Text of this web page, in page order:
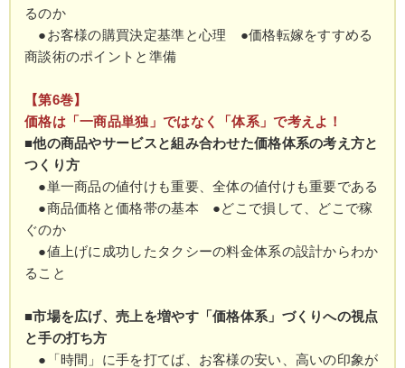
るのか
●お客様の購買決定基準と心理 ●価格転嫁をすすめる
商談術のポイントと準備
【第6巻】
価格は「一商品単独」ではなく「体系」で考えよ！
■他の商品やサービスと組み合わせた価格体系の考え方と
つくり方
●単一商品の値付けも重要、全体の値付けも重要である
●商品価格と価格帯の基本 ●どこで損して、どこで稼
ぐのか
●値上げに成功したタクシーの料金体系の設計からわか
ること
■市場を広げ、売上を増やす「価格体系」づくりへの視点
と手の打ち方
●「時間」に手を打てば、お客様の安い、高いの印象が